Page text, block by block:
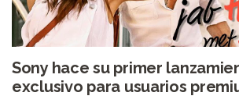
Sony hace su primer
exclusivo para usuarios